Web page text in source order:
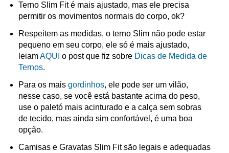
Terno Slim Fit é mais ajustado, mas ele precisa
permitir os movimentos normais do corpo, ok?
Respeitem as medidas, o terno Slim não pode estar
pequeno em seu corpo, ele só é mais ajustado,
leiamAQUI o post que fiz sobre Dicas de Medida de
Ternos.
Para os mais gordinhos, ele pode ser um vilão,
nesse caso, se você está bastante acima do peso,
use o paletó mais acinturado e a calça sem sobras
de tecido, mas ainda sim confortável, é uma boa
opção.
Camisas e Gravatas Slim Fit são legais e adequadas